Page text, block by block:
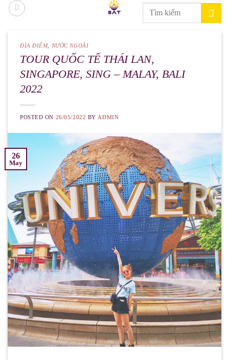
Skip
Search
ĐỊA ĐIỂM, NƯỚC NGOÀI
TOUR QUỐC TẾ THÁI LAN,
SINGAPORE, SING – MALAY, BALI
2022
POSTED ON 26/05/2022 BY ADMIN
26
May